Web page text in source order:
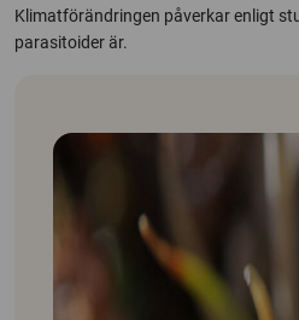
Klimatförändringen påverkar enligt
parasitoider är.